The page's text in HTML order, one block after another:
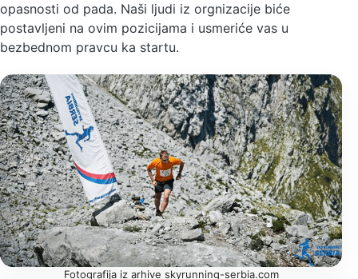
opasnosti od pada. Naši ljudi iz orgnizacije biće
postavljeni na ovim pozicijama i usmeriće vas u
bezbednom pravcu ka startu.
Fotografija iz arhive skyrunning-serbia.com